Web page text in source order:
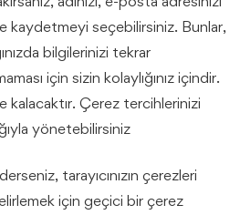
kaydetmeyi seçebilirsiniz. Bunlar,
bilgilerinizi tekrar
için sizin kolaylığınız içindir.
kalacaktır. Çerez tercihlerinizi
yönetebilirsiniz
tarayıcınızın çerezleri
için geçici bir çerez